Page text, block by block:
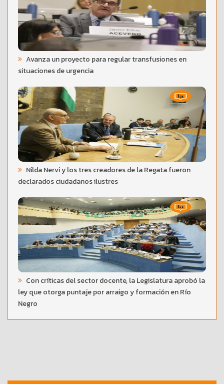
Avanza un proyecto para regular transfusiones en
situaciones de urgencia
Nilda Nervi y los tres creadores de la Regata fueron
declarados ciudadanos ilustres
Con críticas del sector docente, la Legislatura aprobó la
ley que otorga puntaje por arraigo y formación en Río
Negro